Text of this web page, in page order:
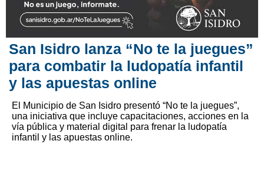
San Isidro lanza “No te la juegues”
para combatir la ludopatía infantil
y las apuestas online
El Municipio de San Isidro presentó “No te la juegues”,
una iniciativa que incluye capacitaciones, acciones en la
vía pública y material digital para frenar la ludopatía
infantil y las apuestas online.